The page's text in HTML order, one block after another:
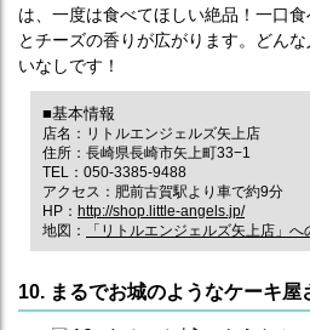
は、一度は食べてほしい絶品！一口
とチーズの香りが広がります。どん
いなしです！
■基本情報
店名：リトルエンジェルズ矢上店
住所：長崎県長崎市矢上町33−1
TEL：050-3385-9488
アクセス：肥前古賀駅より車で約9分
HP： http://shop.little-angels.jp/
地図：
「リトルエンジェルズ矢上店」へ
10. まるでお城のようなケーキ屋